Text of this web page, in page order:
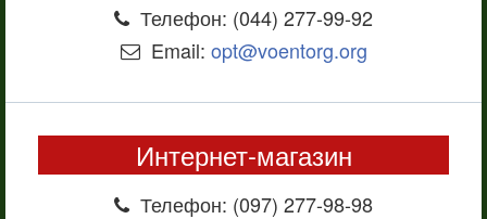
Телефон: (044) 277-99-92
Email: opt@voentorg.org
Интернет-магазин
Телефон: (097) 277-98-98